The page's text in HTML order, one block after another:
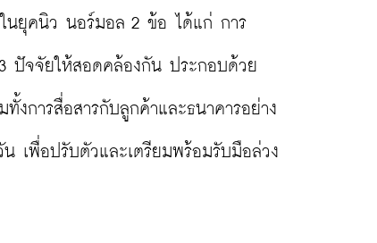
จในยุคนิว นอร์มอล 2 ข้อ ได้แก่ การ
ปัจจัยให้สอดคล้องกัน ประกอบด้วย
งการสื่อสารกับลูกค้าและธนาคารอย่าง
เพื่อปรับตัวและเตรียมพร้อมรับมือล่วง